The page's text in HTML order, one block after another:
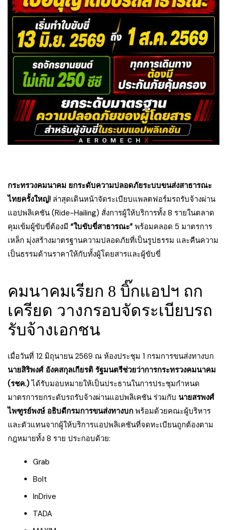
กระทรวงคมนาคม ยกระดับความปลอดภัยระบบขนส่งสาธารณะ
ไทยครั้งใหญ่! ล่าสุดเดินหน้าจัดระเบียบแพลตฟอร์มรถรับจ้างผ่าน
แอปพลิเคชัน (Ride-Hailing) สั่งการผู้ให้บริการทั้ง 8 รายในตลาด
คุมเข้มผู้ขับขี่ต้องมี “ใบขับขี่สาธารณะ” พร้อมคลอด 5 มาตรการ
เหล็ก มุ่งสร้างมาตรฐานความปลอดภัยที่เป็นรูปธรรม และคืนความ
เป็นธรรมด้านราคาให้กับทั้งผู้โดยสารและผู้ขับขี่
คมนาคมเรียก 8 บิ๊กแอปฯ ถก
เครียด วางกรอบจัดระเบียบรถ
รับจ้างเอกชน
เมื่อวันที่ 12 มิถุนายน 2569 ณ ห้องประชุม 1 กรมการขนส่งทางบก
นายสิริพงศ์ อังคสกุลเกียรติ รัฐมนตรีช่วยว่าการกระทรวงคมนาคม
(รชค.)ได้รับมอบหมายให้เป็นประธานในการประชุมกำหนด
มาตรการยกระดับรถรับจ้างผ่านแอปพลิเคชัน ร่วมกับ นายสรพงศ์
ไพฑูรย์พงษ์ อธิบดีกรมการขนส่งทางบก พร้อมด้วยคณะผู้บริหาร
และตัวแทนจากผู้ให้บริการแอปพลิเคชันที่จดทะเบียนถูกต้องตาม
กฎหมายทั้ง 8 ราย ประกอบด้วย:
Grab
Bolt
InDrive
TADA